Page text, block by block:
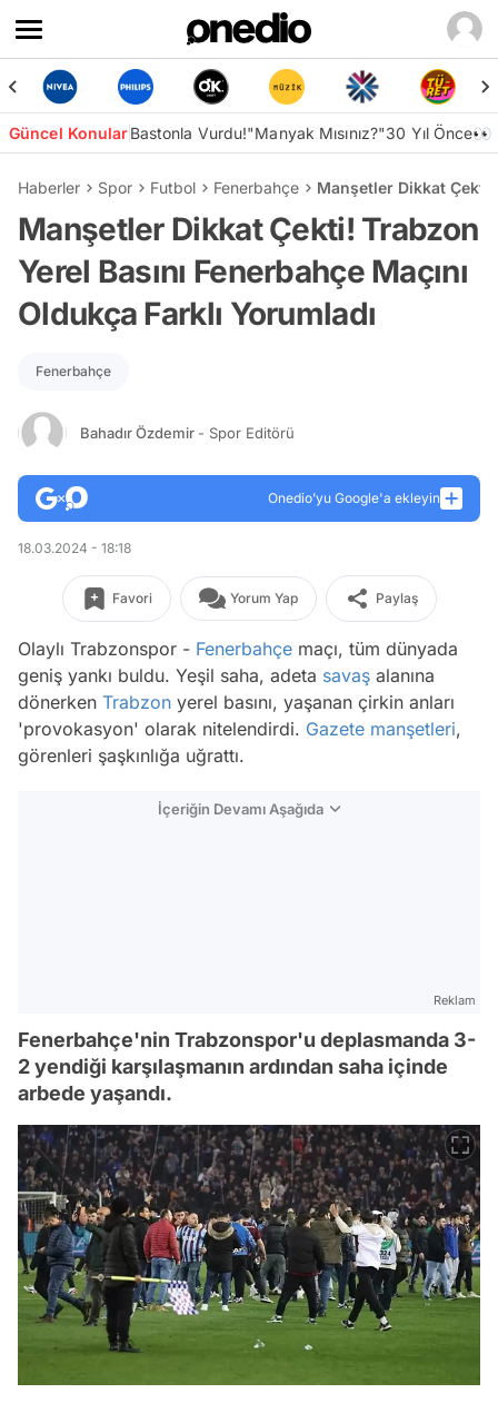
Güncel KonularBastonla Vurdu!"Manyak Mısınız?"30 Yıl Önce👀
Haberler Spor Futbol Fenerbahçe Manşetler Dikkat Çekti!
Manşetler Dikkat Çekti! Trabzon
Yerel Basını Fenerbahçe Maçını
Oldukça Farklı Yorumladı
Fenerbahçe
Bahadır Özdemir - Spor Editörü
Onedio’yu Google'a ekleyin
18.03.2024 - 18:18
Favori Yorum Yap Paylaş
Olaylı Trabzonspor - Fenerbahçe maçı, tüm dünyada
geniş yankı buldu. Yeşil saha, adeta savaş alanına
dönerken Trabzon yerel basını, yaşanan çirkin anları
'provokasyon' olarak nitelendirdi. Gazete manşetleri,
görenleri şaşkınlığa uğrattı.
İçeriğin Devamı Aşağıda
Reklam
Fenerbahçe'nin Trabzonspor'u deplasmanda 3-
2 yendiği karşılaşmanın ardından saha içinde
arbede yaşandı.